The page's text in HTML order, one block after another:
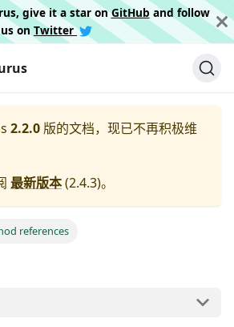
give it a star onGitHub and follow
us on Twitter
2.2.0 版的文档，现已不再积极维
最新版本(2.4.3)。
references